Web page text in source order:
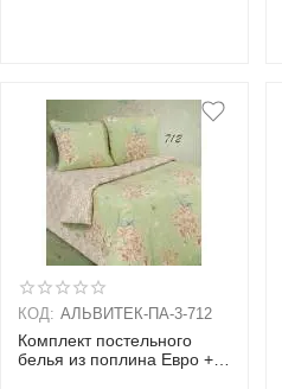
КОД: АЛЬВИТЕК-ПA-3-712
Комплект постельного
белья из поплина Евро + 2